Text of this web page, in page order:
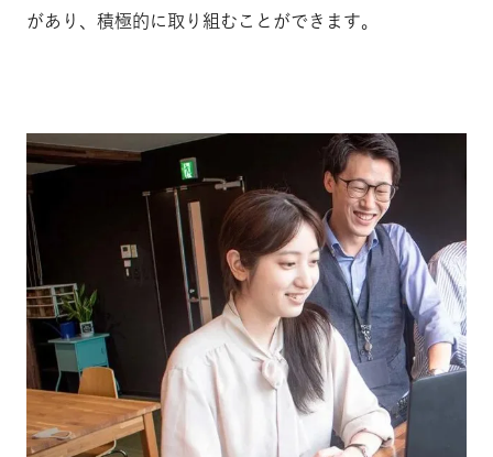
があり、積極的に取り組むことができます。